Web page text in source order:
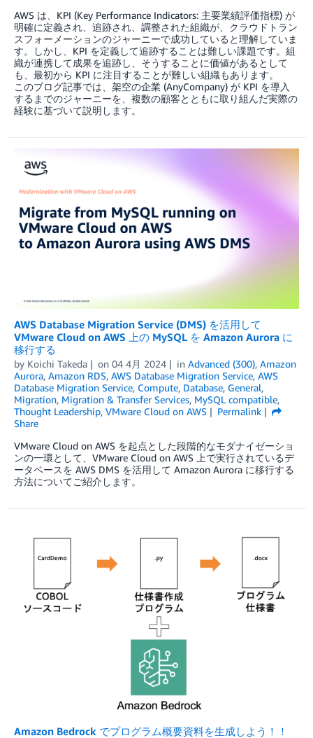
AWS は、KPI (Key Performance Indicators: 主要業績評価指標) が
明確に定義され、追跡され、調整された組織が、クラウドトラン
スフォーメーションのジャーニーで成功していると理解していま
す。しかし、KPI を定義して追跡することは難しい課題です。組
織が連携して成果を追跡し、そうすることに価値があるとして
も、最初から KPI に注目することが難しい組織もあります。
このブログ記事では、架空の企業 (AnyCompany) が KPI を導入
するまでのジャーニーを、複数の顧客とともに取り組んだ実際の
経験に基づいて説明します。
AWS Database Migration Service (DMS) を活用して
VMware Cloud on AWS 上の MySQL を Amazon Aurora に
移行する
by Koichi Takeda on 04 4月 2024 in Advanced (300), Amazon
Aurora, Amazon RDS, AWS Database Migration Service, AWS
Database Migration Service, Compute, Database, General,
Migration, Migration & Transfer Services, MySQL compatible,
Thought Leadership, VMware Cloud on AWS
Permalink
Share
VMware Cloud on AWS を起点とした段階的なモダナイゼーショ
ンの一環として、VMware Cloud on AWS 上で実行されているデ
ータベースを AWS DMS を活用して Amazon Aurora に移行する
方法についてご紹介します。
Amazon Bedrock でプログラム概要資料を生成しよう！！